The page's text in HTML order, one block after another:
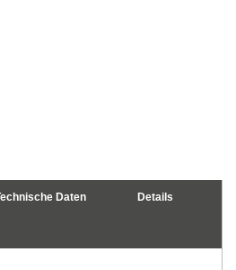
Daten Details